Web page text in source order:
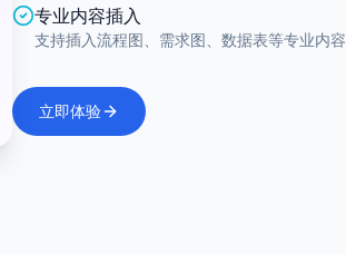
专业内容插入
支持插入流程图、需求图、数据表等专业内容
立即体验